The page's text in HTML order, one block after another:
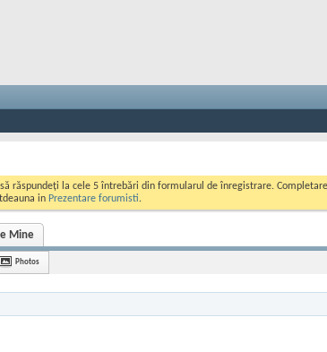
răspundeți la cele 5 întrebări din formularul de înregistrare.
in Prezentare forumisti.
Mine
Photos